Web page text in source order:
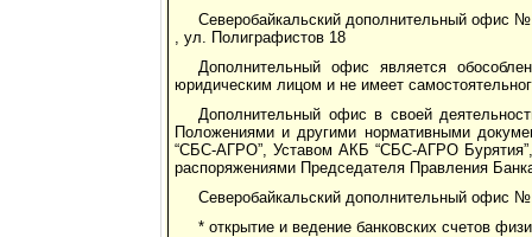
Северобайкальский дополнительный офис
, ул. Полиграфистов 18
Дополнительный офис является
юридическим лицом и не имеет
Дополнительный офис в своей
Положениями и другими нормативными
“СБС-АГРО”, Уставом АКБ “СБС-АГРО
распоряжениями Председателя Правления
Северобайкальский дополнительный офис
* открытие и ведение банковских счетов